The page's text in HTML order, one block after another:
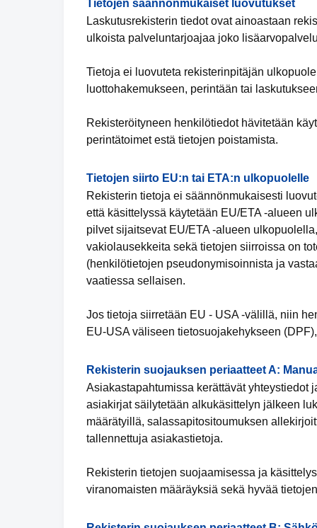
Tietojen säännönmukaiset luovutukset
Laskutusrekisterin tiedot ovat ainoastaan
ulkoista palveluntarjoajaa joko
Tietoja ei luovuteta rekisterinpitäjän
luottohakemukseen, perintään tai
Rekisteröityneen henkilötiedot hävitetään
perintätoimet estä tietojen poistamista.
Tietojen siirto EU:n tai ETA:n ulkopuolelle
Rekisterin tietoja ei säännönmukaisesti
että käsittelyssä käytetään EU/ETA -alueen
pilvet sijaitsevat EU/ETA -alueen
vakiolausekkeita sekä tietojen siirroissa on
(henkilötietojen pseudonymisoinnista ja
vaatiessa sellaisen.
Jos tietoja siirretään EU - USA -välillä, niin
EU-USA väliseen tietosuojakehykseen
Rekisterin suojauksen periaatteet A:
Asiakastapahtumissa kerättävät yhteystiedot
asiakirjat säilytetään alkukäsittelyn jälkeen
määrätyillä, salassapitositoumuksen
tallennettuja asiakastietoja.
Rekisterin tietojen suojaamisessa ja
viranomaisten määräyksiä sekä hyvää